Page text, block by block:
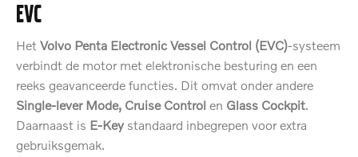
EVC
Het Volvo Penta Electronic Vessel Control (EVC)-systeem
verbindt de motor met elektronische besturing en een
reeks geavanceerde functies. Dit omvat onder andere
Single-lever Mode, Cruise Control en Glass Cockpit.
Daarnaast is E-Key standaard inbegrepen voor extra
gebruiksgemak.